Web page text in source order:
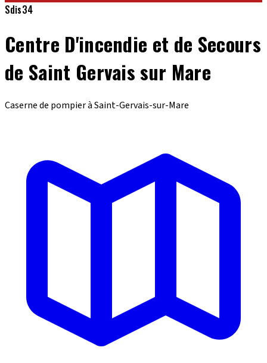
Sdis34
Centre D'incendie et de Secours
de Saint Gervais sur Mare
Caserne de pompier à Saint-Gervais-sur-Mare